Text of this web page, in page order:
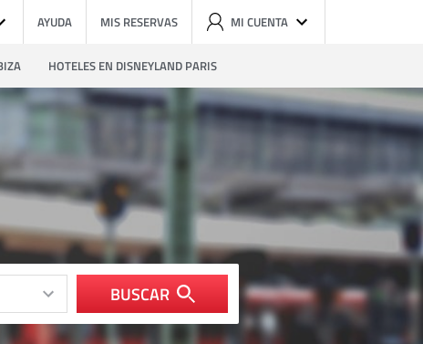
AYUDA MIS RESERVAS MI CUENTA
HOTELES EN DISNEYLAND PARIS
BUSCAR